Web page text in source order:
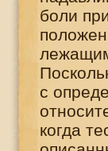
боли
с
когда